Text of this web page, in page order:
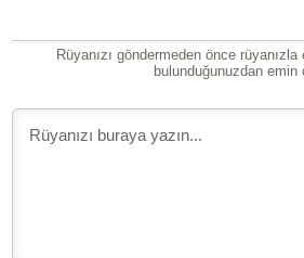
Rüyanızı göndermeden önce
bulunduğunuzdan emin